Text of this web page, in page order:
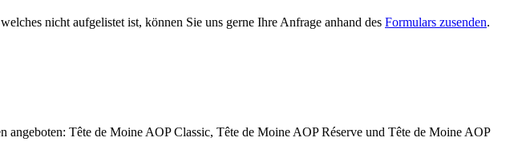
nicht aufgelistet ist, können Sie uns gerne Ihre Anfrage anhand des Formulars zusenden.
Tête de Moine AOP Classic, Tête de Moine AOP Réserve und Tête de Moine AOP